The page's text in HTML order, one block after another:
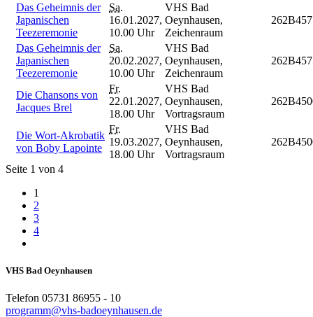
Das Geheimnis der
Japanischen
Teezeremonie
Sa.
16.01.2027,
10.00 Uhr
VHS Bad
Oeynhausen,
Zeichenraum
Das Geheimnis der
Japanischen
Teezeremonie
Sa.
20.02.2027,
10.00 Uhr
VHS Bad
Oeynhausen,
Zeichenraum
Die Chansons von
Jacques Brel
Fr.
22.01.2027,
18.00 Uhr
VHS Bad
Oeynhausen,
Vortragsraum
Die Wort-Akrobatik
von Boby Lapointe
Fr.
19.03.2027,
18.00 Uhr
VHS Bad
Oeynhausen,
Vortragsraum
Seite 1 von 4
1
2
3
4
VHS Bad Oeynhausen
Telefon 05731 86955 - 10
programm@vhs-badoeynhausen.de